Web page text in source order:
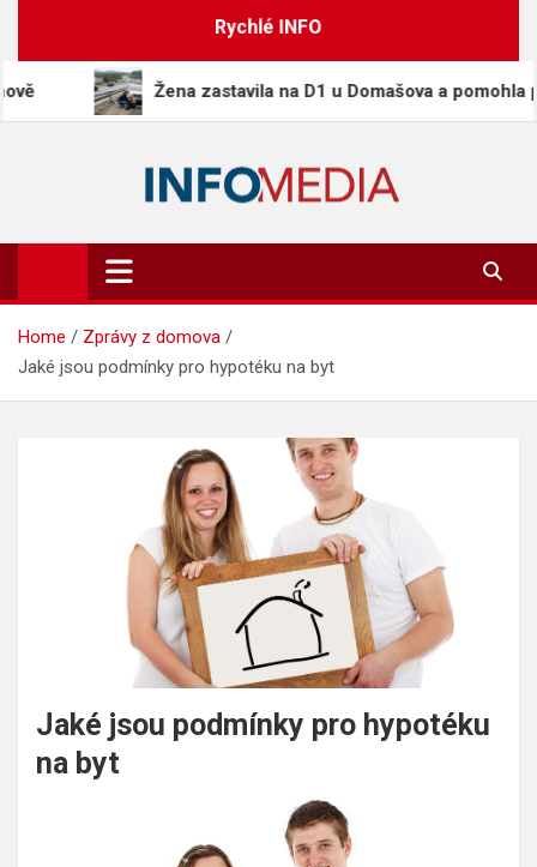
Rychlé INFO
Žena zastavila na D1 u Domašova a pomohla při
Info-Media.cz
Zprávy, media a souvislosti dneška
Home
Zprávy z domova
Jaké jsou podmínky pro hypotéku na byt
Jaké jsou podmínky pro hypotéku
na byt